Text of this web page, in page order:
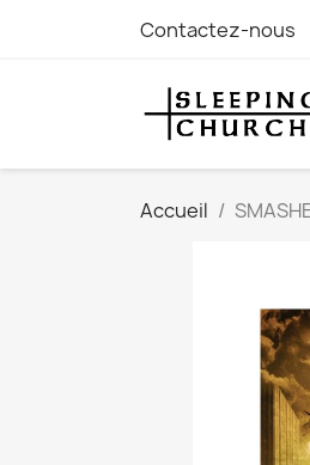
Contactez-nous
Accueil